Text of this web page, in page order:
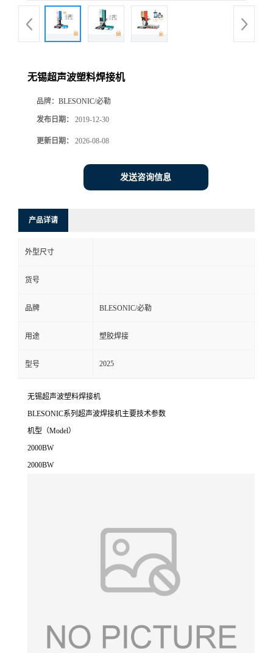
无锡超声波塑料焊接机
品牌： BLESONIC/必勒
发布日期： 2019-12-30
更新日期： 2026-08-08
发送咨询信息
产品详请
外型尺寸
货号
品牌 BLESONIC/必勒
用途 塑胶焊接
型号 2025
无锡超声波塑料焊接机
BLESONIC系列超声波焊接机主要技术参数
机型（Model）
2000BW
2000BW